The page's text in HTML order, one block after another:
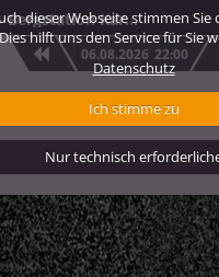
dieser Webseite stimmen
hilft uns den Service für Sie
Datenschutz
Ich stimme zu
Nur technisch
Karwendel – Bergstation Karwendelbahn 2.244 m
06.08.2026 22:00